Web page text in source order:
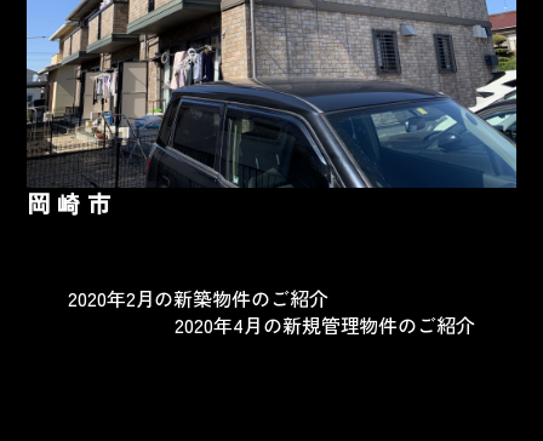
岡崎市
2020年2月の新築物件のご紹介
2020年4月の新規管理物件のご紹介